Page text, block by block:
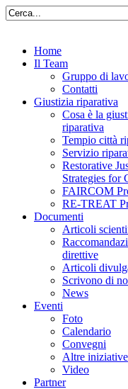
Home
Il Team
Gruppo di
Contatti
Giustizia riparativa
Cosa è la
riparativa
Tempio città
Servizio
Restorative
Strategies for
FAIRCOM
RE-TREAT
Documenti
Articoli
direttive
Articoli
Scrivono di
News
Eventi
Foto
Calendario
Convegni
Altre iniziative
Video
Partner